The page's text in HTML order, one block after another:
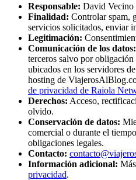
Responsable: David Vecino
Finalidad: Controlar spam,
servicios solicitados, enviar
Legitimación:
Comunicación de los datos:
terceros salvo por
ubicados en los servidores
hosting de
de privacidad de Raiola
Derechos: Acceso,
olvido.
Conservación de datos:
comercial o durante el
obligaciones legales.
Contacto:
Información adicional:
privacidad.